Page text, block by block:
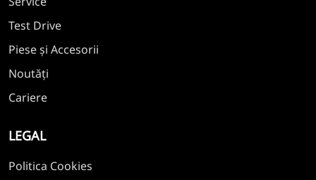
Test Drive
Piese și Accesorii
Noutăți
Cariere
LEGAL
Politica Cookies